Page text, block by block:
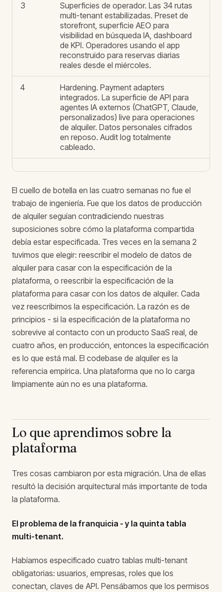
3
Superficies de operador. Las 34 rutas
multi-tenant estabilizadas. Preset de
storefront, superficie AEO para
visibilidad en búsqueda IA, dashboard
de KPI. Operadores usando el app
reconstruido para reservas diarias
reales desde el miércoles.
4
Hardening. Payment adapters
integrados. La superficie de API para
agentes IA externos (ChatGPT, Claude,
personalizados) live para operaciones
de alquiler. Datos personales cifrados
en reposo. Audit log totalmente
cableado.
El cuello de botella en las cuatro semanas no fue el
trabajo de ingeniería. Fue que los datos de producción
de alquiler seguían contradiciendo nuestras
suposiciones sobre cómo la plataforma compartida
debía estar especificada. Tres veces en la semana 2
tuvimos que elegir: reescribir el modelo de datos de
alquiler para casar con la especificación de la
plataforma, o reescribir la especificación de la
plataforma para casar con los datos de alquiler. Cada
vez reescribimos la especificación. La razón es de
principios - si la especificación de la plataforma no
sobrevive al contacto con un producto SaaS real, de
cuatro años, en producción, entonces la especificación
es lo que está mal. El codebase de alquiler es la
referencia empírica. Una plataforma que no lo carga
limpiamente aún no es una plataforma.
Lo que aprendimos sobre la
plataforma
Tres cosas cambiaron por esta migración. Una de ellas
resultó la decisión arquitectural más importante de toda
la plataforma.
El problema de la franquicia - y la quinta tabla
multi-tenant.
Habíamos especificado cuatro tablas multi-tenant
obligatorias: usuarios, empresas, roles que los
conectan, claves de API. Pensábamos que los permisos